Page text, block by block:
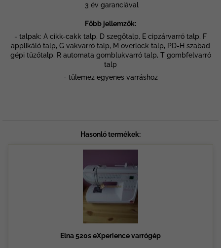
3 év garanciával
Főbb jellemzők:
- talpak: A cikk-cakk talp, D szegőtalp, E cipzárvarró talp, F
applikáló talp, G vakvarró talp, M overlock talp, PD-H szabad
gépi tűzőtalp, R automata gomblukvarró talp, T gombfelvarró
talp
- tűlemez egyenes varráshoz
Hasonló termékek:
Elna 520s eXperience varrógép